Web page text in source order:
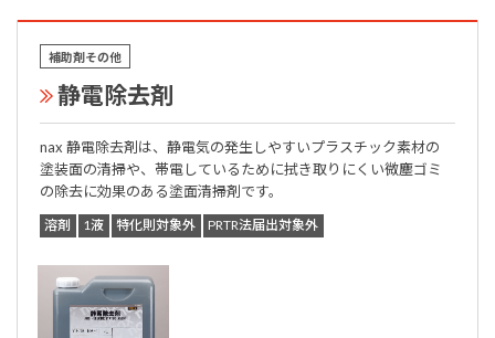
補助剤その他
静電除去剤
nax 静電除去剤は、静電気の発生しやすいプラスチック素材の
塗装面の清掃や、帯電しているために拭き取りにくい微塵ゴミ
の除去に効果のある塗面清掃剤です。
溶剤 1液 特化則対象外 PRTR法届出対象外